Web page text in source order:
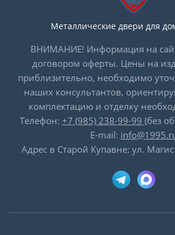
Металлические двери для
ВНИМАНИЕ! Информация на
договором оферты. Цены на
приблизительно, необходимо
наших консультантов,
комплектацию и отделку
Телефон: +7 (985) 238-99-99 (без
E-mail:
Адрес в Старой Купавне: ул.